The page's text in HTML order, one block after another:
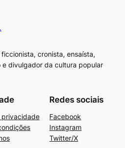
cronista, ensaísta,
divulgador da cultura popular
privacidade
Redes sociais
Facebook
Instagram
Twitter/X